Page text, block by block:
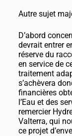
Autre sujet
D’abord
devrait entrer
réserve du
en service de
traitement
s’achèvera
financières
l’Eau et des
remercier
Valterra, qui
ce projet